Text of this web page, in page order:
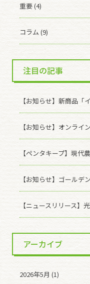
重要 (4)
コラム (9)
注目の記事
【お知らせ】オンライ
【ペンタキープ】現代
【お知らせ】ゴールデ
アーカイブ
2026年5月 (1)